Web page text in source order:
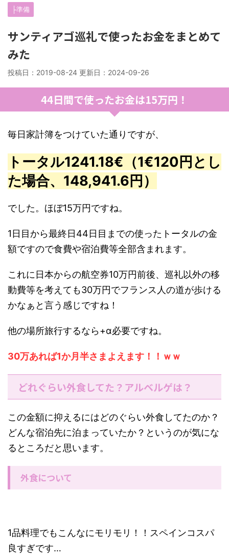
├準備
サンティアゴ巡礼で使ったお金をまとめて
みた
投稿日：2019-08-24 更新日： 2024-09-26
44日間で使ったお金は15万円！
毎日家計簿をつけていた通りですが、
トータル1241.18€（1€120円とし
た場合、148,941.6円）
でした。ほぼ15万円ですね。
1日目から最終日44日目までの使ったトータルの金
額ですので食費や宿泊費等全部含まれます。
これに日本からの航空券10万円前後、巡礼以外の移
動費等を考えても30万円でフランス人の道が歩ける
かなぁと言う感じですね！
他の場所旅行するなら+α必要ですね。
30万あれば1か月半さまよえます！！ｗｗ
どれぐらい外食してた？アルベルゲは？
この金額に抑えるにはどのぐらい外食してたのか？
どんな宿泊先に泊まっていたか？というのが気にな
るところだと思います。
外食について
1品料理でもこんなにモリモリ！！スペインコスパ
良すぎです…